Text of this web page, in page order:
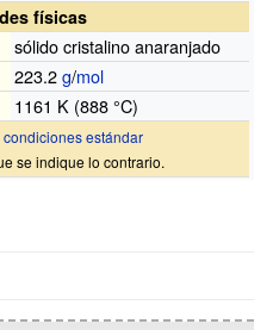
físicas
sólido cristalino anaranjado
223.2g/mol
1161 K (888°C)
condiciones estándar
se indique lo contrario.